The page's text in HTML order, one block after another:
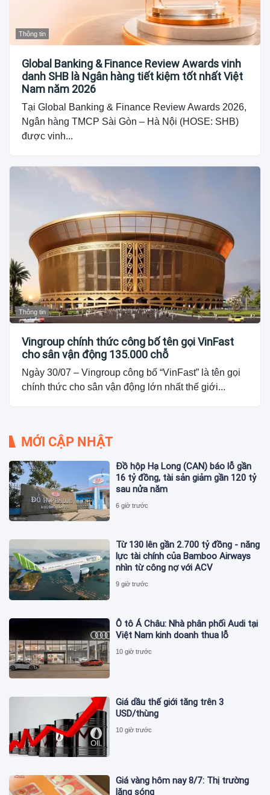
Thông tin
Global Banking & Finance Review Awards vinh
danh SHB là Ngân hàng tiết kiệm tốt nhất Việt
Nam năm 2026
Tại Global Banking & Finance Review Awards 2026,
Ngân hàng TMCP Sài Gòn – Hà Nội (HOSE: SHB)
được vinh...
Thông tin
Vingroup chính thức công bố tên gọi VinFast
cho sân vận động 135.000 chỗ
Ngày 30/07 – Vingroup công bố “VinFast” là tên gọi
chính thức cho sân vận động lớn nhất thế giới...
MỚI CẬP NHẬT
Đồ hộp Hạ Long (CAN) báo lỗ gần
16 tỷ đồng, tài sản giảm gần 120 tỷ
sau nửa năm
6 giờ trước
Từ 130 lên gần 2.700 tỷ đồng - năng
lực tài chính của Bamboo Airways
nhìn từ công nợ với ACV
9 giờ trước
Ô tô Á Châu: Nhà phân phối Audi tại
Việt Nam kinh doanh thua lỗ
10 giờ trước
Giá dầu thế giới tăng trên 3
USD/thùng
10 giờ trước
Giá vàng hôm nay 8/7: Thị trường
lặng sóng